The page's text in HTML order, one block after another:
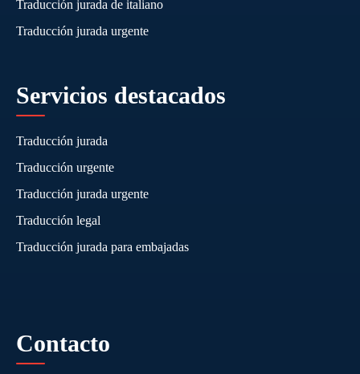
Traducción jurada de italiano
Traducción jurada urgente
Servicios destacados
Traducción jurada
Traducción urgente
Traducción jurada urgente
Traducción legal
Traducción jurada para embajadas
Contacto